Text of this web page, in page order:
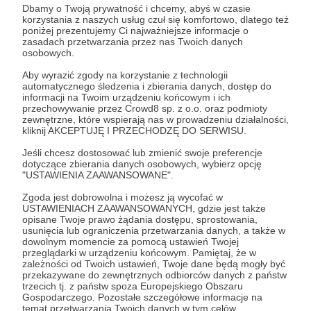
Dbamy o Twoją prywatność i chcemy, abyś w czasie
korzystania z naszych usług czuł się komfortowo, dlatego też
poniżej prezentujemy Ci najważniejsze informacje o
zasadach przetwarzania przez nas Twoich danych
osobowych.
Aby wyrazić zgody na korzystanie z technologii
automatycznego śledzenia i zbierania danych, dostęp do
informacji na Twoim urządzeniu końcowym i ich
przechowywanie przez Crowd8 sp. z o.o. oraz podmioty
zewnętrzne, które wspierają nas w prowadzeniu działalności,
kliknij AKCEPTUJĘ I PRZECHODZĘ DO SERWISU.
Jeśli chcesz dostosować lub zmienić swoje preferencje
dotyczące zbierania danych osobowych, wybierz opcję
"USTAWIENIA ZAAWANSOWANE".
Zgoda jest dobrowolna i możesz ją wycofać w
USTAWIENIACH ZAAWANSOWANYCH, gdzie jest także
opisane Twoje prawo żądania dostępu, sprostowania,
usunięcia lub ograniczenia przetwarzania danych, a także w
dowolnym momencie za pomocą ustawień Twojej
przeglądarki w urządzeniu końcowym. Pamiętaj, że w
zależności od Twoich ustawień, Twoje dane będą mogły być
przekazywane do zewnętrznych odbiorców danych z państw
trzecich tj. z państw spoza Europejskiego Obszaru
Gospodarczego. Pozostałe szczegółowe informacje na
temat przetwarzania Twoich danych w tym celów
Marzymy o Koigo, miejscu, w którym artyści mogą
pokazywać światu piękno ich Stwórcy.
Dziękujemy, że jesteś z nami i wspierasz nas jako
Patron ❤️
Dzięki Tobie to marzenie staje się rzeczywistością.
Od czasu do czasu udostępniamy też naszym
Patronom dodatkowe materiały i niespodzianki,
aby podziękować za Twoją obecność i wsparcie.
Patroni: 6
100 zł miesięcznie